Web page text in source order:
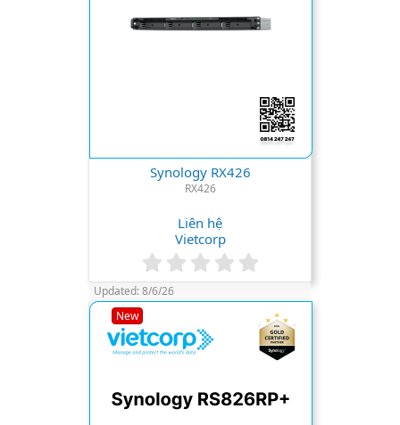
Synology RX426
RX426
Liên hệ
Vietcorp
.
0
0
s
t
r
(
Updated:8/6/26
New